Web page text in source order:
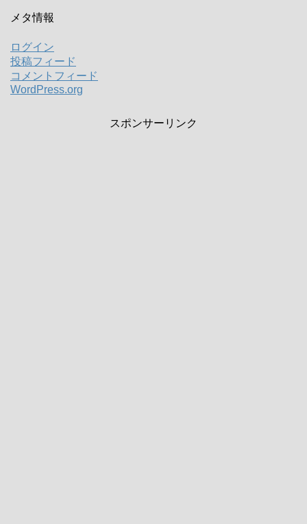
メタ情報
ログイン
投稿フィード
コメントフィード
WordPress.org
スポンサーリンク